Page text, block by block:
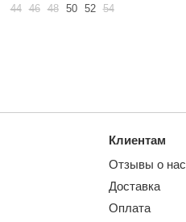
44 46 48 50 52 54
Клиентам
Отзывы о нас
Доставка
Оплата